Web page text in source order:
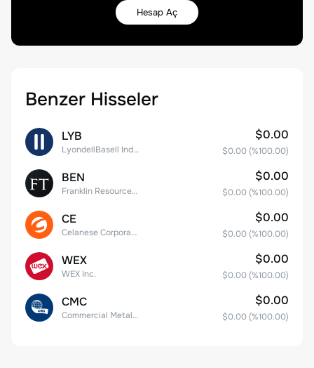
Hesap Aç
Benzer Hisseler
LYB
LyondellBasell Industries N.V. Class A
$0.00
$0.00 (%100.00)
BEN
Franklin Resources, Inc.
$0.00
$0.00 (%100.00)
CE
Celanese Corporation Common Stock
$0.00
$0.00 (%100.00)
WEX
WEX Inc.
$0.00
$0.00 (%100.00)
CMC
Commercial Metals Company
$0.00
$0.00 (%100.00)